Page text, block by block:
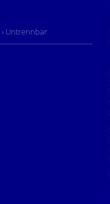
› Untrennbar